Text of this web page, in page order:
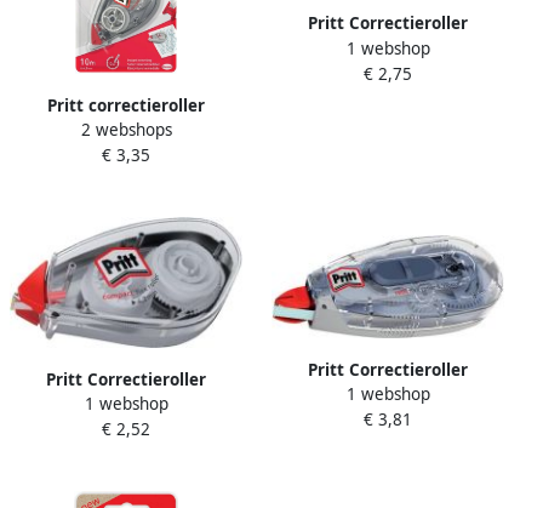
Pritt correctieroller
Compact Flex 6 mm x 10 m
op blister
2 webshops
€ 3,35
Pritt Correctieroller
6mmx10m compact flex
1 webshop
€ 2,75
Pritt Correctieroller
Compact Flex 4.2mmx10m
1 webshop
€ 2,52
Pritt Correctieroller
4.2mmx12m flex navulbaar
1 webshop
€ 3,81